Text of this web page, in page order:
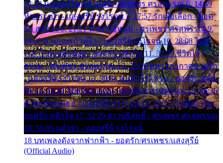
12:23 มอเตอร์ไซค์ทำหล่น - ศรเพชร ศรสุพรรณ 6. 14:49
หิ้วกระเป๋า - แสงสุรีย์ รุ่งโรจน์ 7. 17:57 รักเผื่อเลือก - ยอด
รัก สลักใจ 8. 21:21 น้ำตาไอ้หนุ่ม - ศรเพชร ศรสุพรรณ 9.
24:27 สามเณรกำพร้า - แสงสุรีย์ รุ่งโรจน์ 10. 28:08 ไม่มี
เวลาไปหาเมียน้อย - ยอดรัก สลักใจ 11. 31:29 ชีวิตไอ้
ธรรม - ศรเพชร ศรสุพรรณ 12. 35:26 ทหารอากาศขาดรัก
- แสงสุรีย์ รุ่งโรจน์ 13. 39:01 คนหัวใจโทรม - ยอดรัก สลัก
ใจ 14. 42:49 ไอ้หวังตายแน่ - ศรเพชร ศรสุพรรณ 15. 46:35
ธาตุแท้ของเธอ - แสงสุรีย์ รุ่งโรจน์ 16. 49:57 กำนันกำใน -
ยอดรัก สลักใจ 17. 52:29 สาวบริสุทธิ์ - ศรเพชร ศรสุพรรณ
18. 56:05 แต๋วจ๋า - แสงสุรีย์ รุ่งโรจน์
18 บทเพลงดังจากฟากฟ้า - ยอดรัก/ศรเพชร/แสงสุรีย์
(Official Audio)